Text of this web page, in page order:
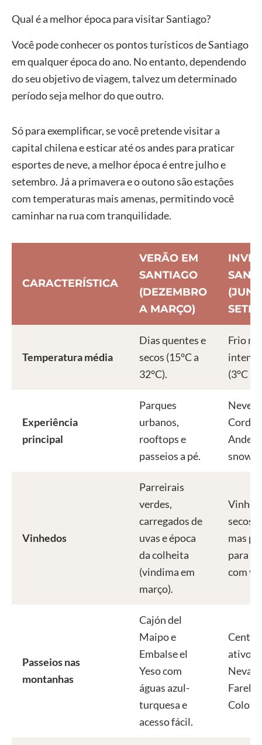
Qual é a melhor época para visitar Santiago?
Você pode conhecer os pontos turísticos de Santiago
em qualquer época do ano. No entanto, dependendo
do seu objetivo de viagem, talvez um determinado
período seja melhor do que outro.
Só para exemplificar, se você pretende visitar a
capital chilena e esticar até os andes para praticar
esportes de neve, a melhor época é entre julho e
setembro. Já a primavera e o outono são estações
com temperaturas mais amenas, permitindo você
caminhar na rua com tranquilidade.
CARACTERÍSTICA
VERÃO EM
SANTIAGO
(DEZEMBRO
A MARÇO)
Temperatura média
Dias quentes e
secos (15°C a
32°C).
Frio
(3°C a
Experiência
principal
Parques
urbanos,
rooftops e
passeios a pé.
Neve
Andes
Vinhedos
Parreirais
verdes,
carregados de
uvas e época
da colheita
(vindima em
março).
secos/
mas
para
com
Passeios nas
montanhas
Cajón del
Maipo e
Embalse el
Yeso com
águas azul-
turquesa e
acesso fácil.
ativos